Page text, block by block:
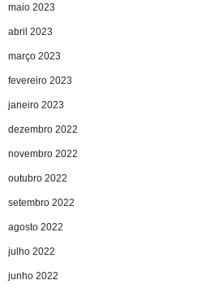
maio 2023
abril 2023
março 2023
fevereiro 2023
janeiro 2023
dezembro 2022
novembro 2022
outubro 2022
setembro 2022
agosto 2022
julho 2022
junho 2022